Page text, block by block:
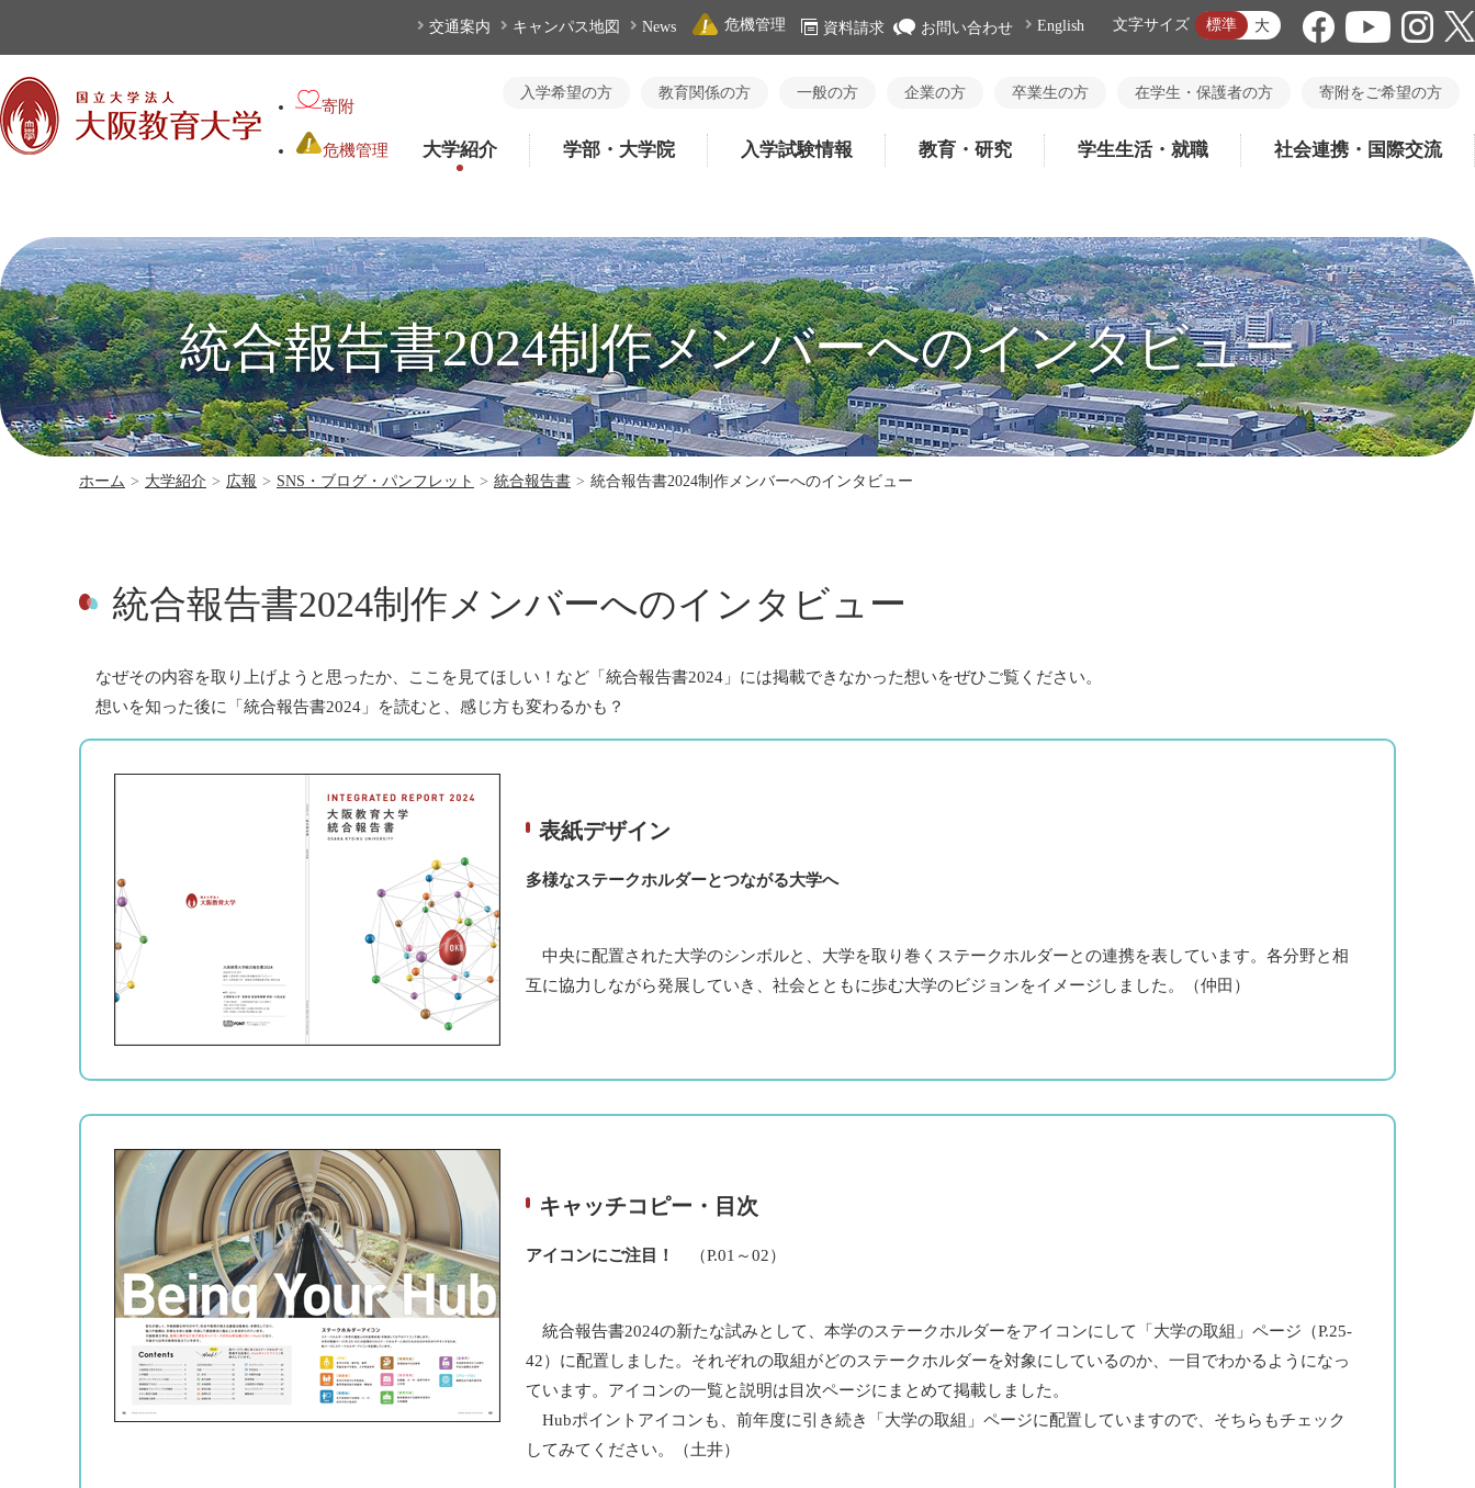
寄附
危機管理
交通案内 キャンパス地図 News 危機管理 資料請求 お問い合わせ English 文字サイズ 標準 大
入学希望の方 教育関係の方 一般の方 企業の方 卒業生の方 在学生・保護者の方 寄附をご希望の方
大学紹介 学部・大学院 入学試験情報 教育・研究 学生生活・就職 社会連携・国際交流
統合報告書2024制作メンバーへのインタビュー
ホーム > 大学紹介 > 広報 > SNS・ブログ・パンフレット > 統合報告書 > 統合報告書2024制作メンバーへのインタビュー
統合報告書2024制作メンバーへのインタビュー
なぜその内容を取り上げようと思ったか、ここを見てほしい！など「統合報告書2024」には掲載できなかった想いをぜひご覧ください。
想いを知った後に「統合報告書2024」を読むと、感じ方も変わるかも？
表紙デザイン
多様なステークホルダーとつながる大学へ
中央に配置された大学のシンボルと、大学を取り巻くステークホルダーとの連携を表しています。各分野と相
互に協力しながら発展していき、社会とともに歩む大学のビジョンをイメージしました。（仲田）
キャッチコピー・目次
アイコンにご注目！ （P.01～02）
統合報告書2024の新たな試みとして、本学のステークホルダーをアイコンにして「大学の取組」ページ（P.25-
42）に配置しました。それぞれの取組がどのステークホルダーを対象にしているのか、一目でわかるようになっ
ています。アイコンの一覧と説明は目次ページにまとめて掲載しました。
Hubポイントアイコンも、前年度に引き続き「大学の取組」ページに配置していますので、そちらもチェック
してみてください。（土井）